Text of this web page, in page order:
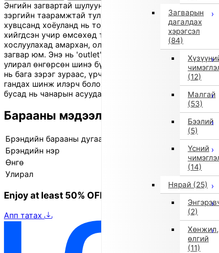
Загварын
дагалдах
хэрэгсэл
(84)
(12)
Малгай
(53)
Бээлий
(5)
Үсний
(14)
Нярай (25)
(2)
Хөнжил,
өлгий
(11)
Энгийн загвартай шулуун 'pants'. Биед эвтэйхэн дунд
зэргийн таарамжтай тул өдөр тутмын болон албан
хувцсанд хоёуланд нь тохирно. Зөөлөн 'material'-аар
хийгдсэн учир өмсөхөд тухтай. Ямар ч 'top'-той
хослуулахад амархан, олон талын хэрэглээтэй нэг
загвар юм. Энэ нь 'outlet' бараа бөгөөд ихэвчлэн
улирал өнгөрсөн шинэ бүтээгдэхүүн байдаг. Заримд
нь бага зэрэг зураас, үрчлээ, эсвэл үл ялиг өнгө
гандах шинж илэрч болох ч доголдолтой бараанаас
бусад нь чанарын асуудалгүй.
Барааны мэдээлэл
Брэндийн барааны дугаар
Брэндийн нэр
Өнгө
Улирал
2025 оны намар/өвөл
Enjoy at least 50% OFF Tokyo fashion
Апп татах